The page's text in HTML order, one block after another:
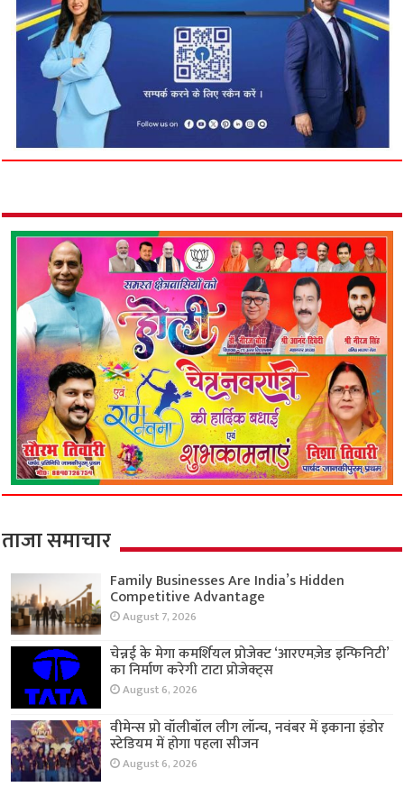
ताजा समाचार
Family Businesses Are India’s Hidden
Competitive Advantage
August 7, 2026
चेन्नई के मेगा कमर्शियल प्रोजेक्ट ‘आरएमज़ेड इन्फिनिटी’
का निर्माण करेगी टाटा प्रोजेक्ट्स
August 6, 2026
वीमेन्स प्रो वॉलीबॉल लीग लॉन्च, नवंबर में इकाना इंडोर
स्टेडियम में होगा पहला सीजन
August 6, 2026